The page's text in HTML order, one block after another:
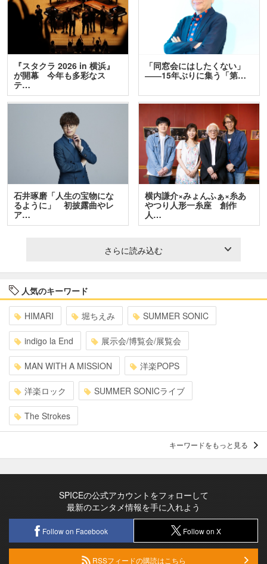
『スタクラ 2026 in 横浜』
が開幕 今年も多彩なス
テ…
「同窓会にはしたくない」
――15年ぶりに集う「第…
石井琢磨「人生の宝物にな
るように」 初披露曲やレ
ア…
横内謙介×みょんふぁ×糸あ
やつり人形一糸座 創作
人…
さらに読み込む
人気のキーワード
HIMARI 堀ちえみ SUMMER SONIC
indigo la End 展示会/博覧会/展覧会
MAN WITH A MISSION 洋楽POPS
洋楽ロック SUMMER SONICライブ
The Strokes
キーワードをもっと見る
SPICEの公式アカウントをフォローして
最新のエンタメ情報を手に入れよう
Follow on Facebook Follow on X
RSSフィードの購読はこちら